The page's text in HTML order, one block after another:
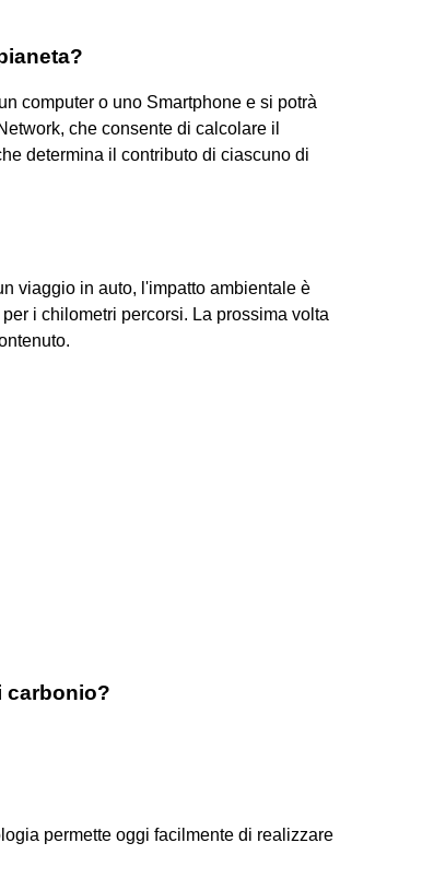
computer o uno Smartphone e si potrà
che consente di calcolare il
determina il contributo di ciascuno di
viaggio in auto, l'impatto ambientale è
i chilometri percorsi. La prossima volta
carbonio?
permette oggi facilmente di realizzare